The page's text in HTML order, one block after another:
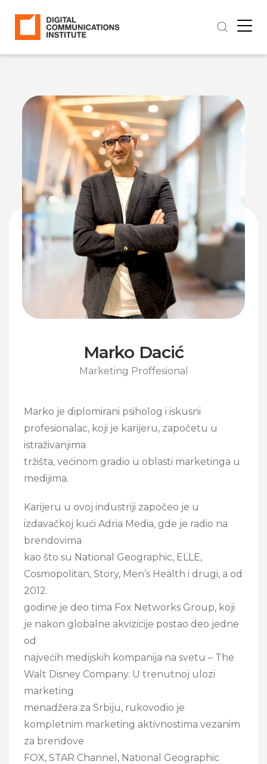
Marko Dacić
Marketing Proffesional
Marko je diplomirani psiholog i iskusni
profesionalac, koji je karijeru, započetu u
istraživanjima
tržišta, većinom gradio u oblasti marketinga u
medijima.
Karijeru u ovoj industriji započeo je u
izdavačkoj kući Adria Media, gde je radio na
brendovima
kao što su National Geographic, ELLE,
Cosmopolitan, Story, Men’s Health i drugi, a od
2012.
godine je deo tima Fox Networks Group, koji
je nakon globalne akvizicije postao deo jedne
od
najvećih medijskih kompanija na svetu – The
Walt Disney Company. U trenutnoj ulozi
marketing
menadžera za Srbiju, rukovodio je
kompletnim marketing aktivnostima vezanim
za brendove
FOX, STAR Channel, National Geographic